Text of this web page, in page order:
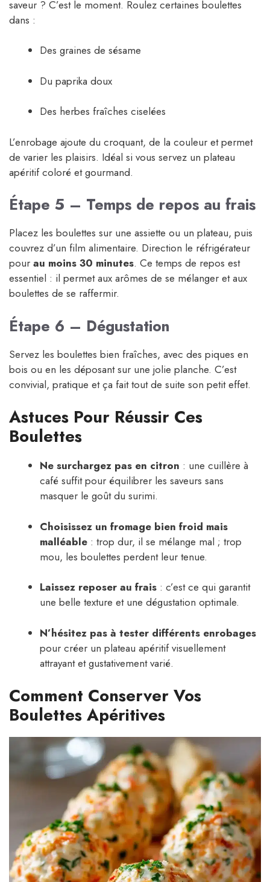
saveur ? C’est le moment. Roulez certaines boulettes
dans :
Des graines de sésame
Du paprika doux
Des herbes fraîches ciselées
L’enrobage ajoute du croquant, de la couleur et permet
de varier les plaisirs. Idéal si vous servez un plateau
apéritif coloré et gourmand.
Étape 5 – Temps de repos au frais
Placez les boulettes sur une assiette ou un plateau, puis
couvrez d’un film alimentaire. Direction le réfrigérateur
pour au moins 30 minutes. Ce temps de repos est
essentiel : il permet aux arômes de se mélanger et aux
boulettes de se raffermir.
Étape 6 – Dégustation
Servez les boulettes bien fraîches, avec des piques en
bois ou en les déposant sur une jolie planche. C’est
convivial, pratique et ça fait tout de suite son petit effet.
Astuces Pour Réussir Ces
Boulettes
Ne surchargez pas en citron : une cuillère à
café suffit pour équilibrer les saveurs sans
masquer le goût du surimi.
Choisissez un fromage bien froid mais
malléable : trop dur, il se mélange mal ; trop
mou, les boulettes perdent leur tenue.
Laissez reposer au frais : c’est ce qui garantit
une belle texture et une dégustation optimale.
N’hésitez pas à tester différents enrobages
pour créer un plateau apéritif visuellement
attrayant et gustativement varié.
Comment Conserver Vos
Boulettes Apéritives